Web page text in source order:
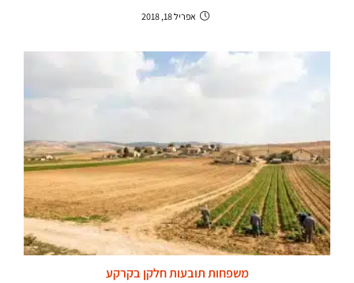
אפריל 18, 2018
משפחות תובעות חלקן בקרקע